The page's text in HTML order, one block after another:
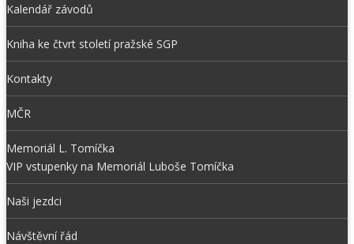
Kalendář závodů
Kniha ke čtvrt století pražské SGP
Kontakty
MČR
Memoriál L. Tomíčka
VIP vstupenky na Memoriál Luboše Tomíčka
Naši jezdci
Návštěvní řád